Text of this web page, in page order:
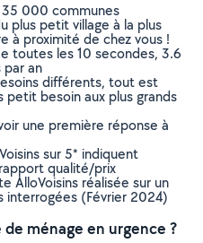
35 000 communes
plus petit village à la plus
à proximité de chez vous !
toutes les 10 secondes, 3.6
an
différents, tout est
petit besoin aux plus grands
une première réponse à
sur 5* indiquent
qualité/prix
AlloVoisins réalisée sur un
interrogées (Février 2024)
ménage en urgence ?